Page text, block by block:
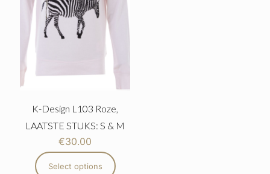
K-Design L103 Roze,
LAATSTE STUKS: S & M
€30.00
Select options